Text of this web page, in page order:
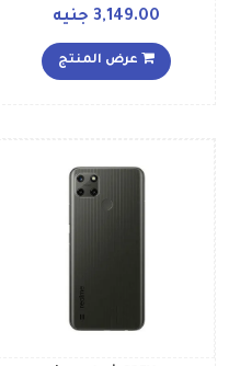
International Version
3,149.00 جنيه
عرض المنتج